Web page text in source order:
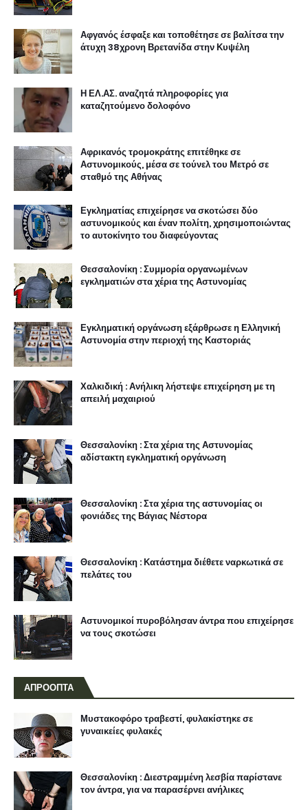
Αφγανός έσφαξε και τοποθέτησε σε βαλίτσα την
άτυχη 38χρονη Βρετανίδα στην Κυψέλη
Η ΕΛ.ΑΣ. αναζητά πληροφορίες για
καταζητούμενο δολοφόνο
Αφρικανός τρομοκράτης επιτέθηκε σε
Αστυνομικούς, μέσα σε τούνελ του Μετρό σε
σταθμό της Αθήνας
Εγκληματίας επιχείρησε να σκοτώσει δύο
αστυνομικούς και έναν πολίτη, χρησιμοποιώντας
το αυτοκίνητο του διαφεύγοντας
Θεσσαλονίκη : Συμμορία οργανωμένων
εγκληματιών στα χέρια της Αστυνομίας
Εγκληματική οργάνωση εξάρθρωσε η Ελληνική
Αστυνομία στην περιοχή της Καστοριάς
Χαλκιδική : Ανήλικη λήστεψε επιχείρηση με τη
απειλή μαχαιριού
Θεσσαλονίκη : Στα χέρια της Αστυνομίας
αδίστακτη εγκληματική οργάνωση
Θεσσαλονίκη : Στα χέρια της αστυνομίας οι
φονιάδες της Βάγιας Νέστορα
Θεσσαλονίκη : Κατάστημα διέθετε ναρκωτικά σε
πελάτες του
Αστυνομικοί πυροβόλησαν άντρα που επιχείρησε
να τους σκοτώσει
ΑΠΡΟΟΠΤΑ
Μυστακοφόρο τραβεστί, φυλακίστηκε σε
γυναικείες φυλακές
Θεσσαλονίκη : Διεστραμμένη λεσβία παρίστανε
τον άντρα, για να παρασέρνει ανήλικες